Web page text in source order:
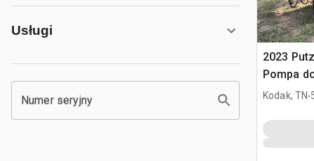
Usługi
Numer seryjny
2023
Pompa
Kodak, TN.